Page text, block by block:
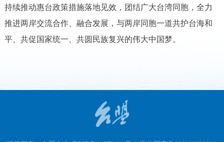
持续推动惠台政策措施落地见效，团结广大台湾同胞，全力
推进两岸交流合作、融合发展，与两岸同胞一道共护台海和
平、共促国家统一、共圆民族复兴的伟大中国梦。